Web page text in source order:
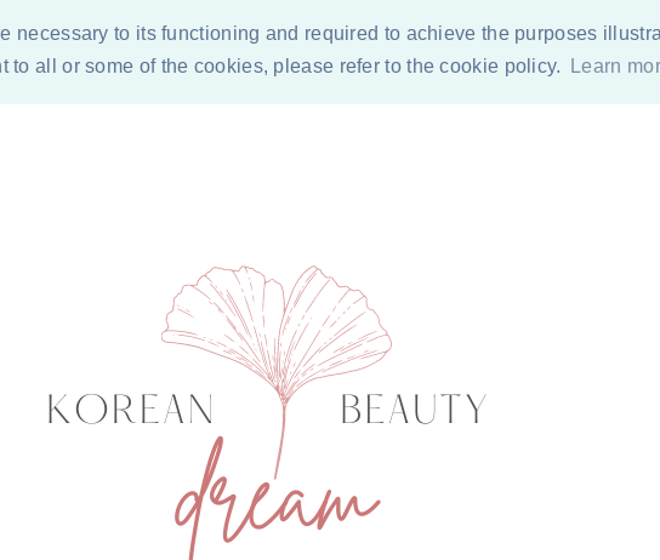
necessary to its functioning and required to achieve the purposes
all or some of the cookies, please refer to the cookie policy.
Learn